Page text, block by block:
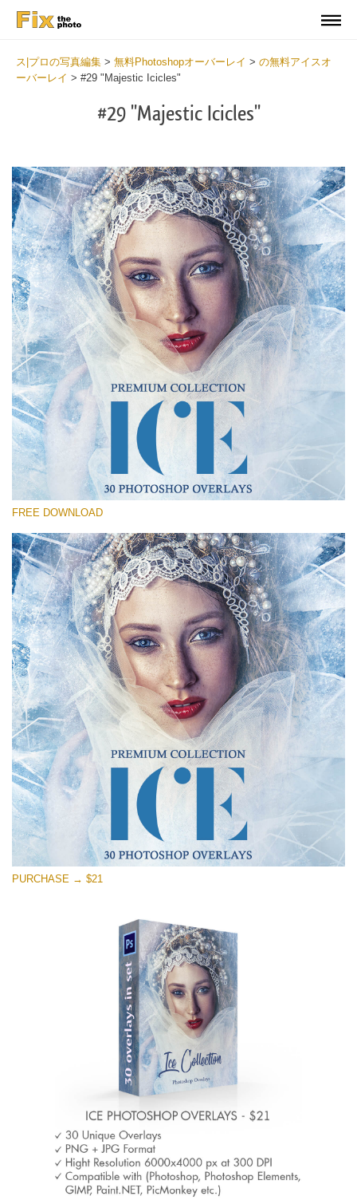
ス|プロの写真編集 > 無料Photoshopオーバーレイ > の無料アイスオ
ーバーレイ > #29 "Majestic Icicles"
#29 "Majestic Icicles"
選んでください
Free Photoshop Overlay #29
Small 800*533px
Ice Bundle
(30 Overlays)
4 Seasons (411 Overlays)
Large 6000*4000px
Entire Collection
(1783 Overlays)
Large 6000*4000px
無料ダウンロード
FREE DOWNLOAD
PURCHASE → $21